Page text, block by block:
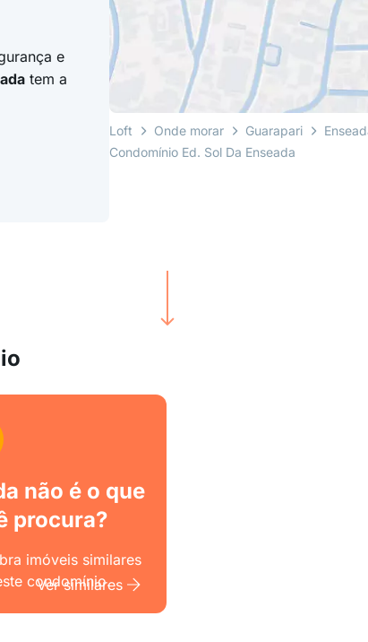
e
tem a
Loft Onde morar Guarapari
Condomínio Ed. Sol Da Enseada
não é o que
procura?
imóveis similares
condomínio.
Ver similares